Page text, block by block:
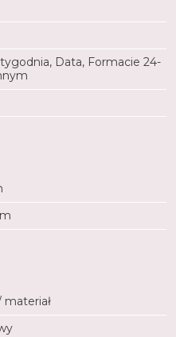
Data, Formacie 24-
materiał